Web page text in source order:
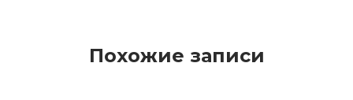
Похожие записи